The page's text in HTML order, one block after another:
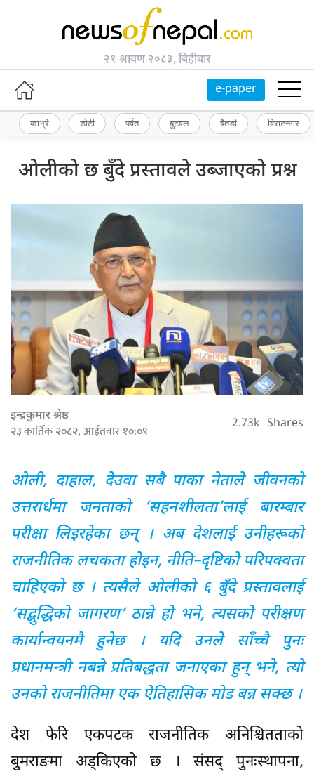
२१ श्रावण २०८३, बिहीबार
e-paper
काभ्रे डोटी पर्वत बुटवल बैतडी विराटनगर
ओलीको छ बुँदे प्रस्तावले उब्जाएको प्रश्न
इन्द्रकुमार श्रेष्ठ
२३ कार्तिक २०८२, आईतवार १०:०९ 2.73k Shares
ओली, दाहाल, देउवा सबै पाका नेताले जीवनको
उत्तरार्धमा जनताको ‘सहनशीलता’लाई बारम्बार
परीक्षा लिइरहेका छन् । अब देशलाई उनीहरूको
राजनीतिक लचकता होइन, नीति–दृष्टिको परिपक्वता
चाहिएको छ । त्यसैले ओलीको ६ बुँदे प्रस्तावलाई
‘सद्बुद्धिको जागरण’ ठान्ने हो भने, त्यसको परीक्षण
कार्यान्वयनमै हुनेछ । यदि उनले साँच्चै पुनः
प्रधानमन्त्री नबन्ने प्रतिबद्धता जनाएका हुन् भने, त्यो
उनको राजनीतिमा एक ऐतिहासिक मोड बन्न सक्छ ।
देश फेरि एकपटक राजनीतिक अनिश्चितताको
बुमराङमा अड्किएको छ । संसद् पुनःस्थापना,